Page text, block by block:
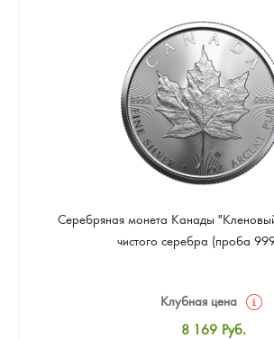
Цена выкупа
Звоните
Серебряная монета Канады
чистого серебра (проба
Клубная цена
8 169 Руб.